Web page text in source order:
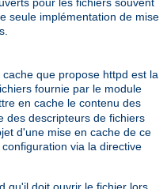
seule implémentation de mise
que propose httpd est la
fournie par le module
en cache le contenu des
des descripteurs de fichiers
d'une mise en cache de ce
via la directive
qu'il doit ouvrir le fichier lors